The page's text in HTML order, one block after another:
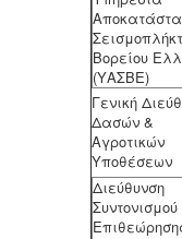
Βoρείου
(ΥΑΣΒΕ)
Γενική
Δασών &
Αγροτικών
Υποθέσεων
Διεύθυνση
Συντονισμού